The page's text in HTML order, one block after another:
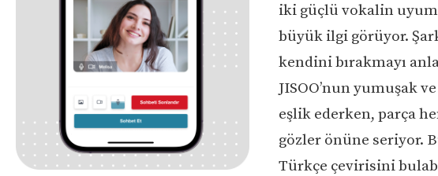
iki güçlü vokalin
büyük ilgi görüyor.
kendini bırakmayı
JISOO’nun yumuşak
eşlik ederken, parça
gözler önüne seriyor.
Türkçe çevirisini